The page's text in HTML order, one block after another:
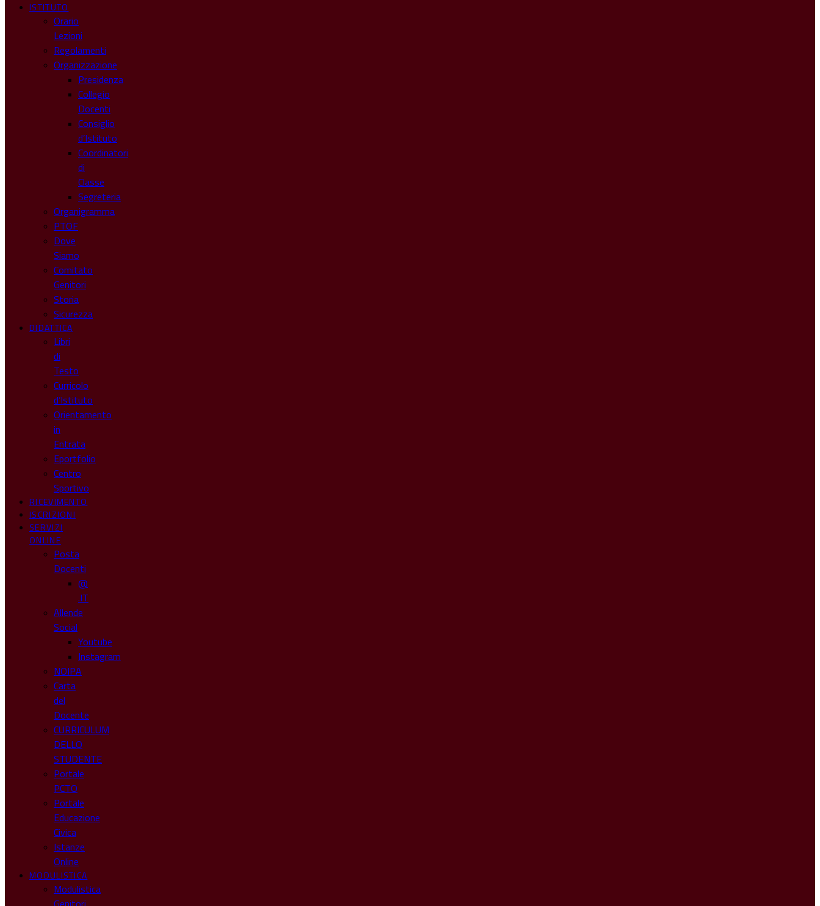
ISTITUTO
Orario
Lezioni
Regolamenti
Organizzazione
Presidenza
Collegio
Docenti
Consiglio
d’Istituto
Coordinatori
di
Classe
Segreteria
Organigramma
PTOF
Dove
Siamo
Comitato
Genitori
Storia
Sicurezza
DIDATTICA
Libri
di
Testo
Curricolo
d’Istituto
Orientamento
in
Entrata
Eportfolio
Centro
Sportivo
RICEVIMENTO
ISCRIZIONI
SERVIZI
ONLINE
Posta
Docenti
@
.IT
Allende
Social
Youtube
Instagram
NOIPA
Carta
del
Docente
CURRICULUM
DELLO
STUDENTE
Portale
PCTO
Portale
Educazione
Civica
Istanze
Online
MODULISTICA
Modulistica